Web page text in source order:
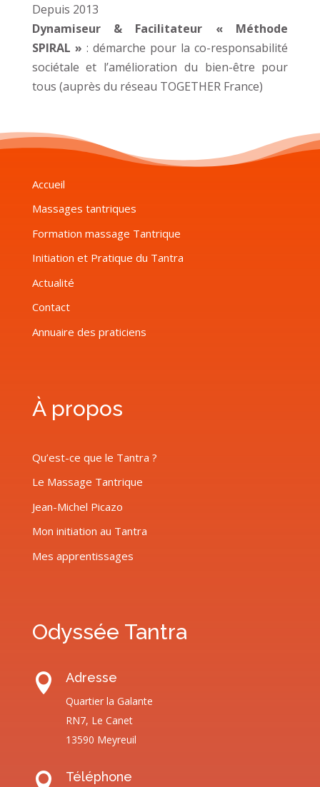
Depuis 2013
Dynamiseur & Facilitateur « Méthode
SPIRAL » : démarche pour la co-responsabilité
sociétale et l’amélioration du bien-être pour
tous (auprès du réseau TOGETHER France)
Accueil
Massages tantriques
Formation massage Tantrique
Initiation et Pratique du Tantra
Actualité
Contact
Annuaire des praticiens
À propos
Qu’est-ce que le Tantra ?
Le Massage Tantrique
Jean-Michel Picazo
Mon initiation au Tantra
Mes apprentissages
Odyssée Tantra
 Adresse
Quartier la Galante
RN7, Le Canet
13590 Meyreuil
 Téléphone